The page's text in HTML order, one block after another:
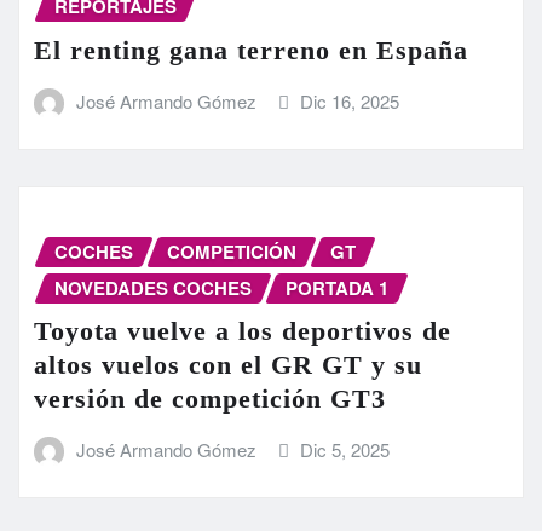
REPORTAJES
El renting gana terreno en España
José Armando Gómez Dic 16, 2025
COCHES COMPETICIÓN
GT
NOVEDADES COCHES
PORTADA 1
Toyota vuelve a los deportivos de
altos vuelos con el GR GT y su
versión de competición GT3
José Armando Gómez Dic 5, 2025